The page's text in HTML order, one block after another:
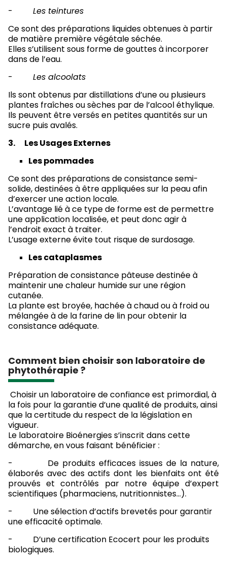
- Les teintures
Ce sont des préparations liquides obtenues à partir
de matière première végétale séchée.
Elles s’utilisent sous forme de gouttes à incorporer
dans de l’eau.
- Les alcoolats
Ils sont obtenus par distillations d’une ou plusieurs
plantes fraîches ou sèches par de l’alcool éthylique.
Ils peuvent être versés en petites quantités sur un
sucre puis avalés.
3. Les Usages Externes
Les pommades
Ce sont des préparations de consistance semi-
solide, destinées à être appliquées sur la peau afin
d’exercer une action locale.
L’avantage lié à ce type de forme est de permettre
une application localisée, et peut donc agir à
l’endroit exact à traiter.
L’usage externe évite tout risque de surdosage.
Les cataplasmes
Préparation de consistance pâteuse destinée à
maintenir une chaleur humide sur une région
cutanée.
La plante est broyée, hachée à chaud ou à froid ou
mélangée à de la farine de lin pour obtenir la
consistance adéquate.
Comment bien choisir son laboratoire de
phytothérapie ?
Choisir un laboratoire de confiance est primordial, à
la fois pour la garantie d’une qualité de produits, ainsi
que la certitude du respect de la législation en
vigueur.
Le laboratoire Bioénergies s’inscrit dans cette
démarche, en vous faisant bénéficier :
- De produits efficaces issues de la nature,
élaborés avec des actifs dont les bienfaits ont été
prouvés et contrôlés par notre équipe d’expert
scientifiques (pharmaciens, nutritionnistes…).
- Une sélection d’actifs brevetés pour garantir
une efficacité optimale.
- D’une certification Ecocert pour les produits
biologiques.